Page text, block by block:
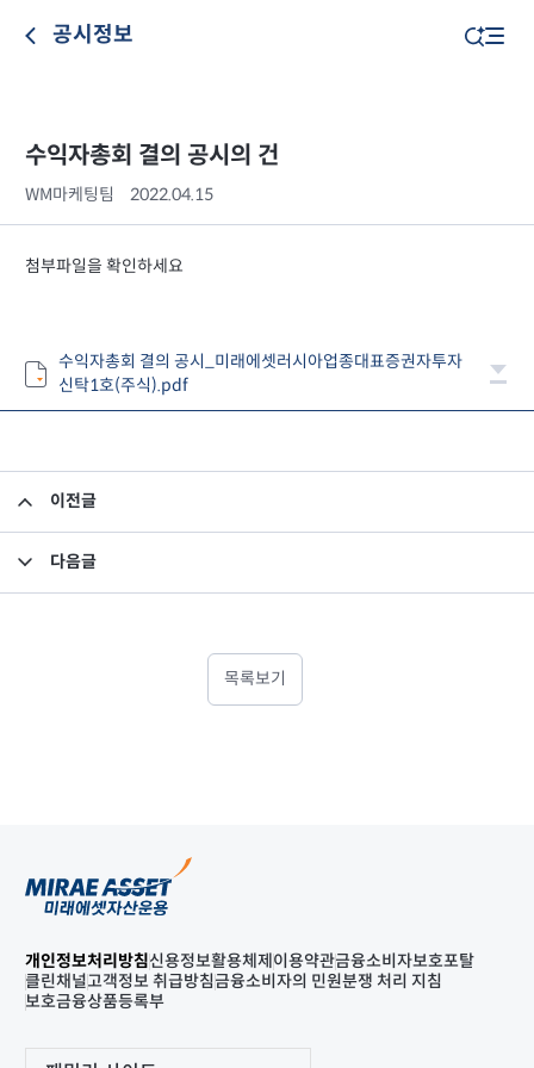
공시정보
수익자총회 결의 공시의 건
WM마케팅팀 2022.04.15
첨부파일을 확인하세요
수익자총회 결의 공시_미래에셋러시아업종대표증권자투자
신탁1호(주식).pdf
이전글
다음글
목록보기
개인정보처리방침신용정보활용체제 이용약관금융소비자보호포탈
클린채널고객정보 취급방침금융소비자의 민원분쟁 처리 지침
보호금융상품등록부